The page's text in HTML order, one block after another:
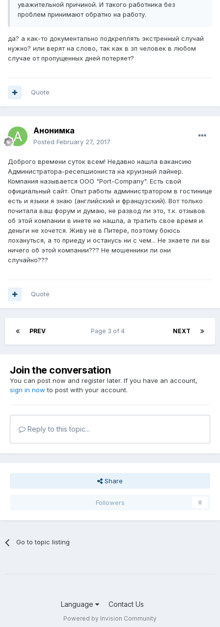
уважительной причиной. И такого работника без
проблем принимают обратно на работу.
да? а как-то документально подкреплять экстренный случай
нужно? или верят на слово, так как в зп человек в любом
случае от пропущенных дней потеряет?
Quote
Анонимка
Posted February 27, 2017
Доброго времени суток всем! Недавно нашла вакансию
Администратора-ресепшиониста на круизный лайнер.
Компания называется ООО "Port-Company". Есть свой
официальный сайт. Опыт работы администратором в гостинице
есть и языки я знаю (английский и французский). Вот только
почитала ваш форум и думаю, не развод ли это, т.к. отзывов
об этой компании в инете не нашла, а тратить свое время и
деньги не хочется. Живу не в Питере, поэтому боюсь
лохануться, а то приеду и останусь ни с чем... Не знаете ли вы
ничего об этой компании??? Не мошенники ли они
случайно???
Quote
PREV NEXT
Page 3 of 4
Join the conversation
You can post now and register later. If you have an account,
sign in now to post with your account.
Reply to this topic...
Share
Followers 0
Go to topic listing
Language Contact Us
Powered by Invision Community